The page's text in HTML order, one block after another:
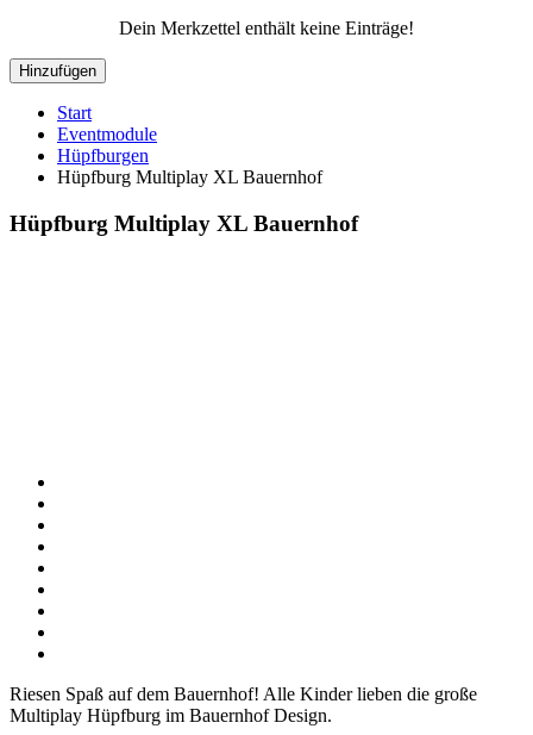
Dein Merkzettel enthält keine Einträge!
Hinzufügen
Start
Eventmodule
Hüpfburgen
Hüpfburg Multiplay XL Bauernhof
Hüpfburg Multiplay XL Bauernhof
Riesen Spaß auf dem Bauernhof! Alle Kinder lieben die große
Multiplay Hüpfburg im Bauernhof Design.